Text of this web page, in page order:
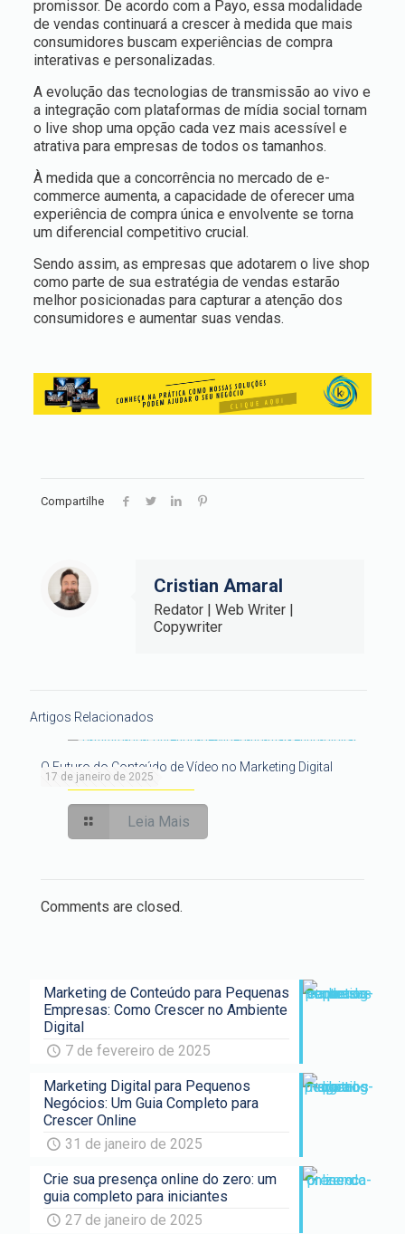
promissor. De acordo com a Payo, essa modalidade
de vendas continuará a crescer à medida que mais
consumidores buscam experiências de compra
interativas e personalizadas.
A evolução das tecnologias de transmissão ao vivo e
a integração com plataformas de mídia social tornam
o live shop uma opção cada vez mais acessível e
atrativa para empresas de todos os tamanhos.
À medida que a concorrência no mercado de e-
commerce aumenta, a capacidade de oferecer uma
experiência de compra única e envolvente se torna
um diferencial competitivo crucial.
Sendo assim, as empresas que adotarem o live shop
como parte de sua estratégia de vendas estarão
melhor posicionadas para capturar a atenção dos
consumidores e aumentar suas vendas.
Compartilhe
Cristian Amaral
Redator | Web Writer |
Copywriter
Artigos Relacionados
17 de janeiro de 2025
O Futuro do Conteúdo de Vídeo no Marketing Digital
Leia Mais
Comments are closed.
Marketing de Conteúdo para Pequenas
Empresas: Como Crescer no Ambiente
Digital
7 de fevereiro de 2025
Marketing Digital para Pequenos
Negócios: Um Guia Completo para
Crescer Online
31 de janeiro de 2025
Crie sua presença online do zero: um
guia completo para iniciantes
27 de janeiro de 2025